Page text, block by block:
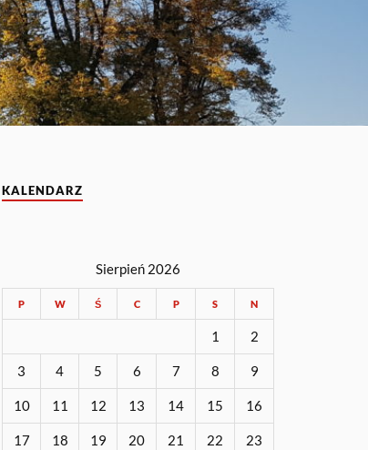
KALENDARZ
Sierpień 2026
P W Ś C P S N
1 2
3 4 5 6 7 8 9
10 11 12 13 14 15 16
17 18 19 20 21 22 23